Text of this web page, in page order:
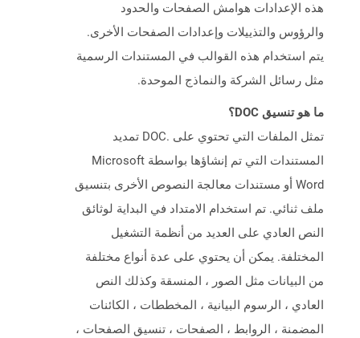
هذه الإعدادات هوامش الصفحات والحدود
والرؤوس والتذييلات وإعدادات الصفحات الأخرى.
يتم استخدام هذه القوالب في المستندات الرسمية
مثل رسائل الشركة والنماذج الموحدة.
ما هو تنسيق DOC؟
تمثل الملفات التي تحتوي على .DOC تمديد
المستندات التي تم إنشاؤها بواسطة Microsoft
Word أو مستندات معالجة النصوص الأخرى بتنسيق
ملف ثنائي. تم استخدام الامتداد في البداية لوثائق
النص العادي على العديد من أنظمة التشغيل
المختلفة. يمكن أن يحتوي على عدة أنواع مختلفة
من البيانات مثل الصور ، المنسقة وكذلك النص
العادي ، الرسوم البيانية ، المخططات ، الكائنات
المضمنة ، الروابط ، الصفحات ، تنسيق الصفحات ،